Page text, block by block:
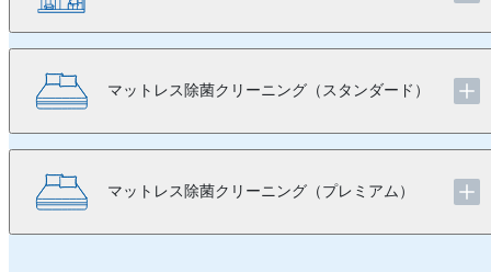
マットレス除菌クリーニング（スタンダード）
マットレス除菌クリーニング（プレミアム）